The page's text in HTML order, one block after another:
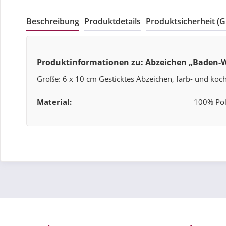
Beschreibung Produktdetails Produktsicherheit
Produktinformationen zu: Abzeichen „Baden-
Größe: 6 x 10 cm Gesticktes Abzeichen, farb- und
Material: 100%